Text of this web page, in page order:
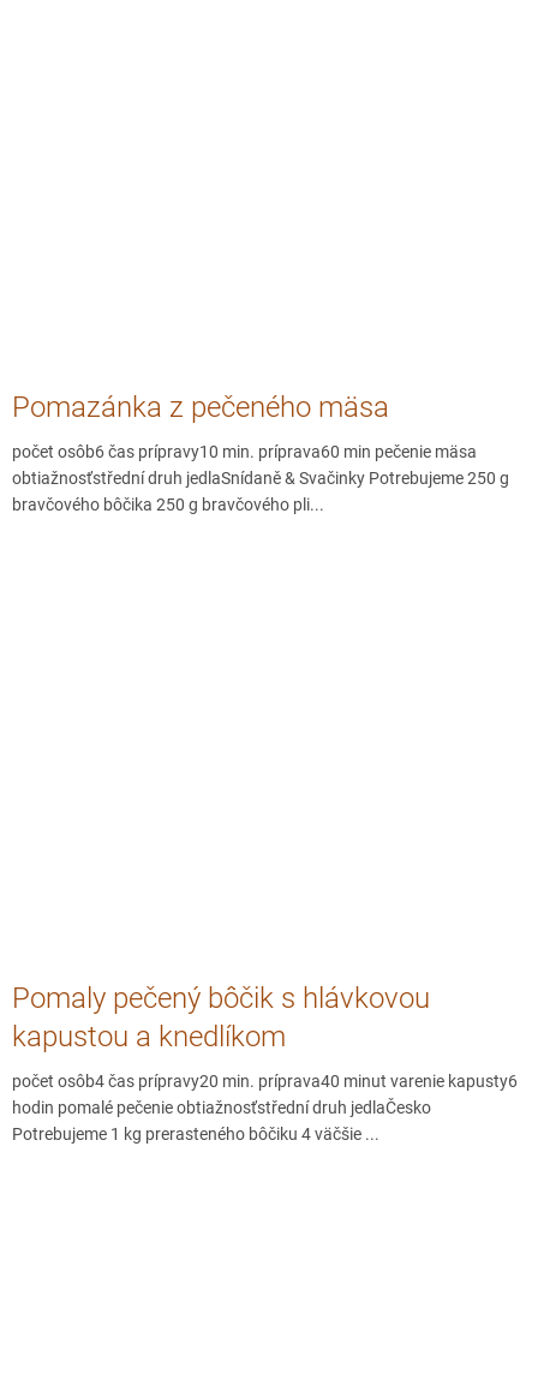
Pomazánka z pečeného mäsa
počet osôb6 čas prípravy10 min. príprava60 min pečenie mäsa
obtiažnosťstřední druh jedlaSnídaně & Svačinky Potrebujeme 250 g
bravčového bôčika 250 g bravčového pli...
Pomaly pečený bôčik s hlávkovou
kapustou a knedlíkom
počet osôb4 čas prípravy20 min. príprava40 minut varenie kapusty6
hodin pomalé pečenie obtiažnosťstřední druh jedlaČesko
Potrebujeme 1 kg prerasteného bôčiku 4 väčšie ...